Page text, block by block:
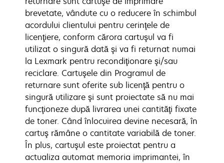
brevetate, vândute cu o reducere în schimbul
acordului clientului pentru cerinţele de
licenţiere, conform cărora cartuşul va fi
utilizat o singură dată şi va fi returnat numai
la Lexmark pentru recondiţionare şi/sau
reciclare. Cartuşele din Programul de
returnare sunt oferite sub licenţă pentru o
singură utilizare şi sunt proiectate să nu mai
funcţioneze după livrarea unei cantităţi fixate
de toner. Când înlocuirea devine necesară, în
cartuş rămâne o cantitate variabilă de toner.
În plus, cartuşul este proiectat pentru a
actualiza automat memoria imprimantei, în